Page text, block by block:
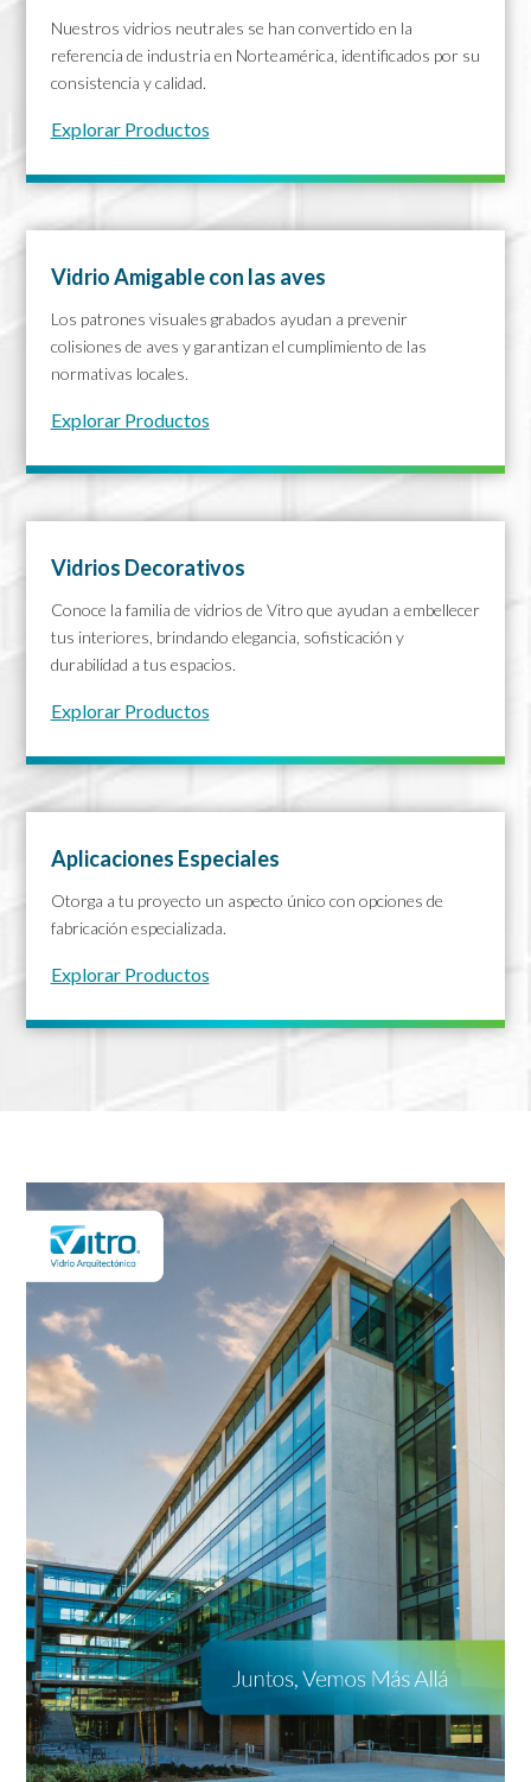
Nuestros vidrios neutrales se han convertido en la
referencia de industria en Norteamérica, identificados por su
consistencia y calidad.
Explorar Productos
Vidrio Amigable con las aves
Los patrones visuales grabados ayudan a prevenir
colisiones de aves y garantizan el cumplimiento de las
normativas locales.
Explorar Productos
Vidrios Decorativos
Conoce la familia de vidrios de Vitro que ayudan a embellecer
tus interiores, brindando elegancia, sofisticación y
durabilidad a tus espacios.
Explorar Productos
Aplicaciones Especiales
Otorga a tu proyecto un aspecto único con opciones de
fabricación especializada.
Explorar Productos